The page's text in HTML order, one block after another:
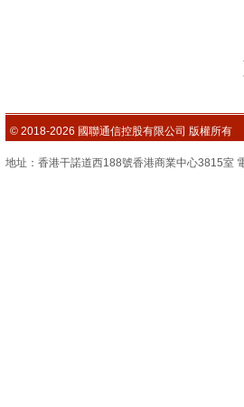
© 2018-2026 國聯通信控股有限公司 版權所有
地址：香港干諾道西188號香港商業中心3815室